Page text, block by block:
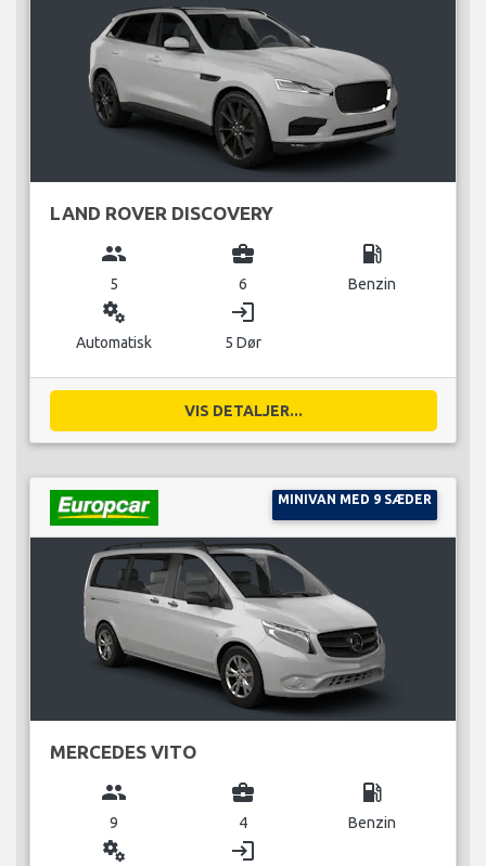
LAND ROVER DISCOVERY
group
5
business_center
6
local_gas_station
Benzin
miscellaneous_services
Automatisk
login
5 Dør
VIS DETALJER...
MINIVAN MED 9 SÆDER
MERCEDES VITO
group
9
business_center
4
local_gas_station
Benzin
miscellaneous_services login